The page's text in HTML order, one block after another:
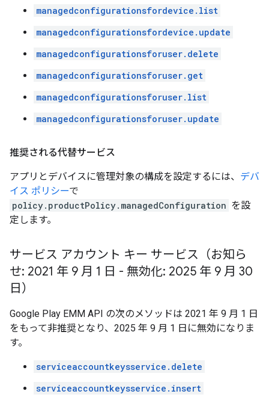
managedconfigurationsfordevice.list
managedconfigurationsfordevice.update
managedconfigurationsforuser.delete
managedconfigurationsforuser.get
managedconfigurationsforuser.list
managedconfigurationsforuser.update
推奨される代替サービス
アプリとデバイスに管理対象の構成を設定するには、 デバ
イス ポリシーで
policy.productPolicy.managedConfiguration を設
定します。
サービス アカウント キー サービス（お知ら
せ: 2021 年 9 月 1 日 - 無効化: 2025 年 9 月 30
日）
Google Play EMM API の次のメソッドは 2021 年 9 月 1 日
をもって非推奨となり、2025 年 9 月 1 日に無効になりま
す。
serviceaccountkeysservice.delete
serviceaccountkeysservice.insert